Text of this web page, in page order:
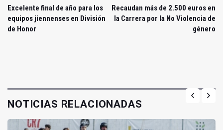
Excelente final de año para los
equipos jiennenses en División
de Honor
Recaudan más de 2.500 euros en
la Carrera por la No Violencia de
género
NOTICIAS RELACIONADAS